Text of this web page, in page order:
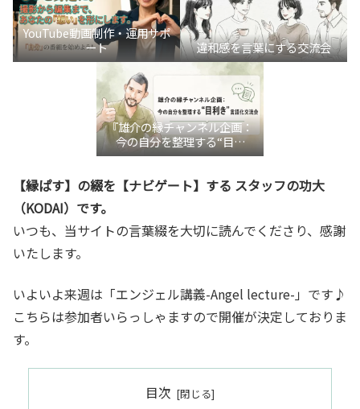
YouTube動画制作・運用サポ
ート
違和感を言葉にする交流会
『雄介の縁チャンネル企画：
今の自分を整理する“目利
き”言語化交流会』
【縁ぱす】の綴を【ナビゲート】する スタッフの功大
（KODAI）です。
いつも、当サイトの言葉綴を大切に読んでくださり、感謝
いたします。
いよいよ来週は「エンジェル講義-Angel lecture-」です♪
こちらは参加者いらっしゃますので開催が決定しておりま
す。
目次